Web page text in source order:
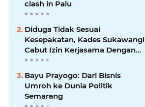
clash in Palu
Diduga Tidak Sesuai
Kesepakatan, Kades Sukawangi
Cabut Izin Kerjasama Dengan
PT XL Axiata Tbk/Link Net
Bayu Prayogo: Dari Bisnis
Umroh ke Dunia Politik
Semarang